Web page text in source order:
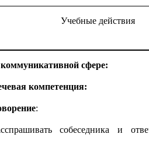
Учебные действия
сфере:
компетенция:
:
собеседника и